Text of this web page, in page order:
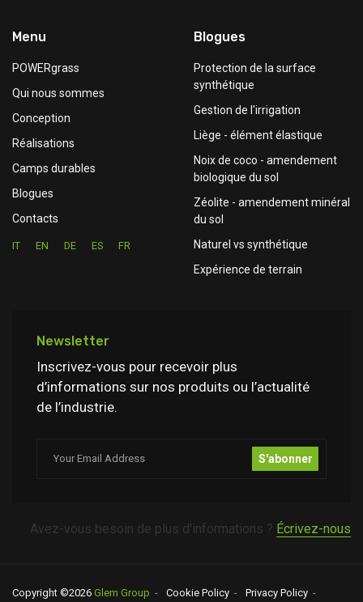
Menu
POWERgrass
Qui nous sommes
Conception
Réalisations
Camps durables
Blogues
Contacts
IT EN DE ES FR
Blogues
Protection de la surface
synthétique
Gestion de l'irrigation
Liège - élément élastique
Noix de coco - amendement
biologique du sol
Zéolite - amendement minéral
du sol
Naturel vs synthétique
Expérience de terrain
Newsletter
Inscrivez-vous pour recevoir plus
d’informations sur nos produits ou l’actualité
de l’industrie.
S'abonner
Avez-vous besoin de plus d'informations ? Écrivez-nous
Copyright ©2026 Glem Group Cookie Policy Privacy Policy